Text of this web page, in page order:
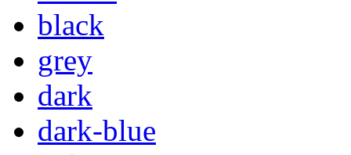
black
grey
dark
dark-blue